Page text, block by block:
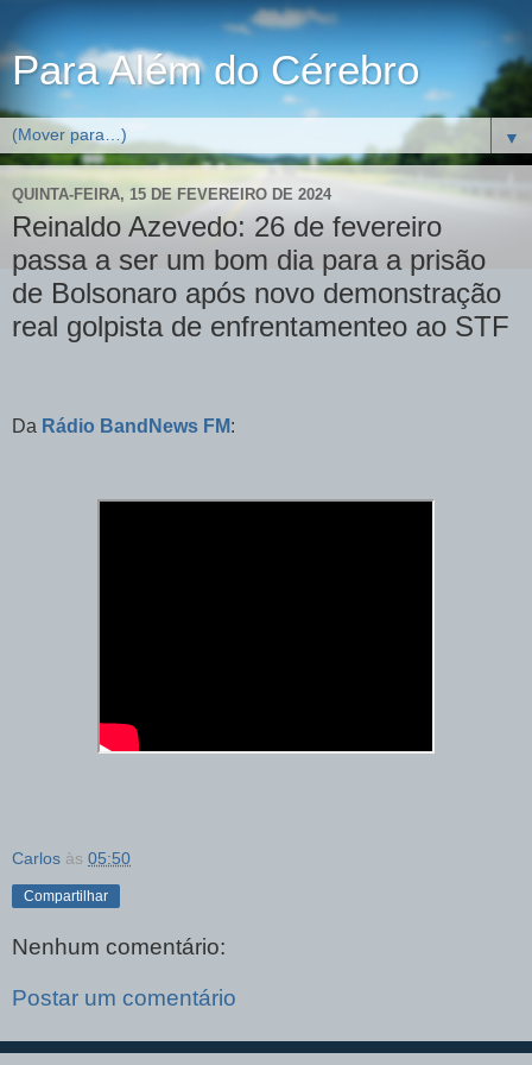
Para Além do Cérebro
▼
QUINTA-FEIRA, 15 DE FEVEREIRO DE 2024
Reinaldo Azevedo: 26 de fevereiro
passa a ser um bom dia para a prisão
de Bolsonaro após novo demonstração
real golpista de enfrentamenteo ao STF
Da Rádio BandNews FM:
Carlos às 05:50
Compartilhar
Nenhum comentário:
Postar um comentário